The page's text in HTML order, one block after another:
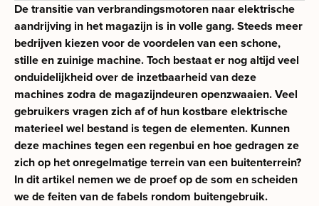
De transitie van verbrandingsmotoren naar elektrische
aandrijving in het magazijn is in volle gang. Steeds meer
bedrijven kiezen voor de voordelen van een schone,
stille en zuinige machine. Toch bestaat er nog altijd veel
onduidelijkheid over de inzetbaarheid van deze
machines zodra de magazijndeuren openzwaaien.Veel
gebruikers vragen zich af of hun kostbare elektrische
materieel wel bestand is tegen de elementen. Kunnen
deze machines tegen een regenbui en hoe gedragen ze
zich op het onregelmatige terrein van een buitenterrein?
In dit artikel nemen we de proef op de som en scheiden
we de feiten van de fabels rondom buitengebruik.